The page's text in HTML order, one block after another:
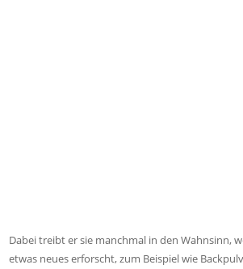
Dabei treibt er sie manchmal in den Wahnsinn,
etwas neues erforscht, zum Beispiel wie